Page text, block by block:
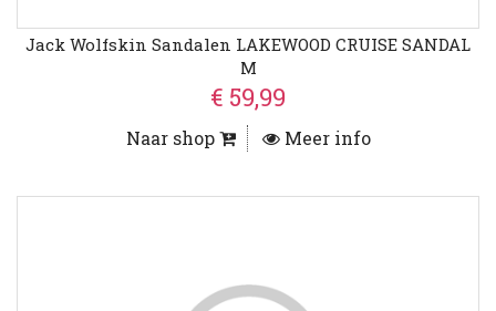
Jack Wolfskin Sandalen LAKEWOOD CRUISE SANDAL
M
€ 59,99
Naar shop Meer info